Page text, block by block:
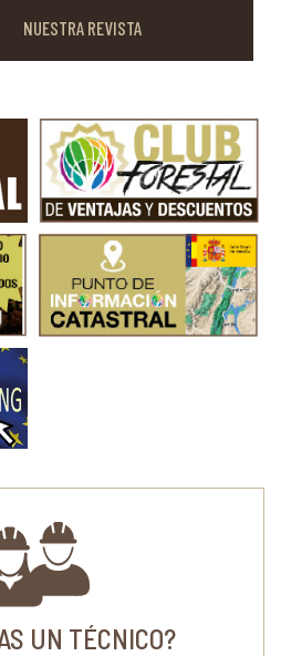
NUESTRA REVISTA
UN TÉCNICO?